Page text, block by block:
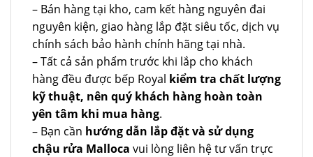
– Bán hàng tại kho, cam kết hàng nguyên đai
nguyên kiện, giao hàng lắp đặt siêu tốc, dịch vụ
chính sách bảo hành chính hãng tại nhà.
– Tất cả sản phẩm trước khi lắp cho khách
hàng đều được bếp Royal kiểm tra chất lượng
kỹ thuật, nên quý khách hàng hoàn toàn
yên tâm khi mua hàng.
– Bạn cần hướng dẫn lắp đặt và sử dụng
chậu rửa Malloca vui lòng liên hệ tư vấn trực